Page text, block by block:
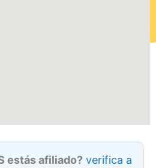
estás afiliado? verifica a